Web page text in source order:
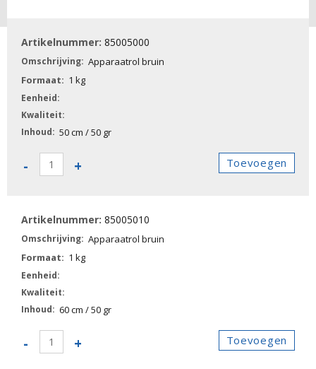
85005000
Apparaatrol bruin
1 kg
50 cm / 50 gr
-
85005000
aantal
+ Toevoegen
85005010
Apparaatrol bruin
1 kg
60 cm / 50 gr
-
85005010
+ Toevoegen